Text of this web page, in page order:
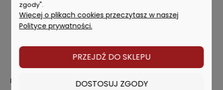
50 wkrętów na taśmie
Ostra końcówka zapewnia szybki i łatwy montaż
Gwint umożliwiający mocowanie płyt G-K do konstrukcji
Czarne fosfatowanie zwiększa odporność na korozję
Specjalnie zaprojektowana taśma ułatwia montaż i
Dane techniczne:
zgody".
Więcej o plikach cookies przeczytasz w naszej
Polityce prywatności.
PRZEJDŹ DO SKLEPU
DOSTOSUJ ZGODY